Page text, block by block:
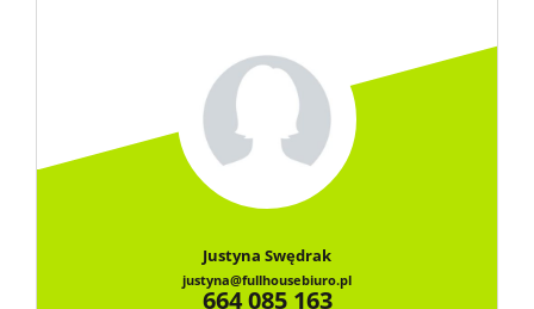
Justyna Swędrak
justyna@fullhousebiuro.pl
664 085 163